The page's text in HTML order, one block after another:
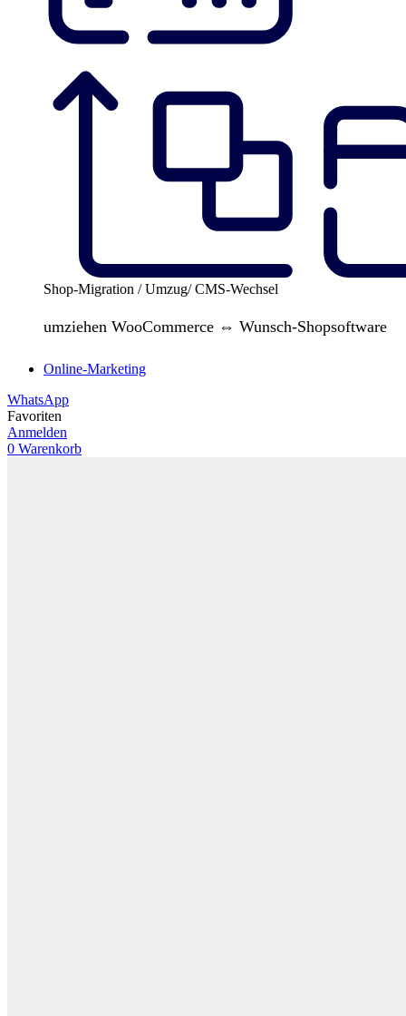
Shop-Migration / Umzug/ CMS-Wechsel
umziehen WooCommerce ⇔ Wunsch-Shopsoftware
Online-Marketing
WhatsApp
Favoriten
Anmelden
0 Warenkorb